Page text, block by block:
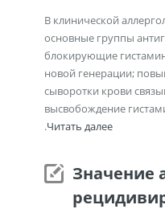
В клинической
основные группы
блокирующие
новой генерации;
сыворотки крови
высвобождение
.Читать далее
Значение